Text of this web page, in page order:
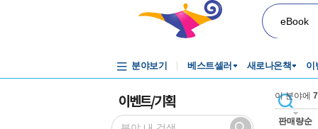
eBook
분야보기 베스트셀러 새로나온책 이
이벤트/기획 이 분야에 7
판매량순